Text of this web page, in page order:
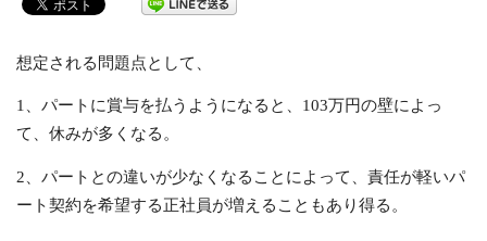
想定される問題点として、
1、パートに賞与を払うようになると、103万円の壁によっ
て、休みが多くなる。
2、パートとの違いが少なくなることによって、責任が軽いパ
ート契約を希望する正社員が増えることもあり得る。